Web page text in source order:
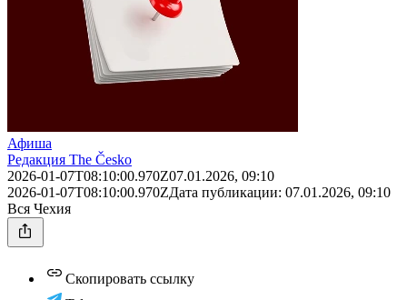
Афиша
Редакция The Česko
2026-01-07T08:10:00.970Z07.01.2026, 09:10
2026-01-07T08:10:00.970ZДата публикации: 07.01.2026, 09:10
Вся Чехия
Скопировать ссылку